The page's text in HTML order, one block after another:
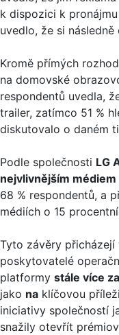
k dispozici k
uvedlo, že si
Kromě přímých
na domovské
respondentů uvedla,
trailer, zatímco 51 %
diskutovalo o daném
Podle společnosti LG
nejvlivnějším
68 % respondentů, a
médiích o 15
Tyto závěry
poskytovatelé
platformy stále více
jako na klíčovou
iniciativy společností
snažily otevřít